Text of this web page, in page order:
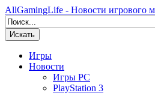
AllGamingLife - Новости игрового
Искать
Игры
Новости
Игры PC
PlayStation 3